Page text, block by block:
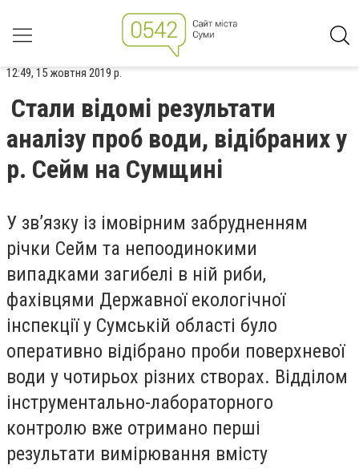
12:49, 15 жовтня 2019 р.
Стали відомі результати
аналізу проб води, відібраних у
р. Сейм на Сумщині
У зв’язку із імовірним забрудненням
річки Сейм та непоодинокими
випадками загибелі в ній риби,
фахівцями Державної екологічної
інспекції у Сумській області було
оперативно відібрано проби поверхневої
води у чотирьох різних створах. Відділом
інструментально-лабораторного
контролю вже отримано перші
результати вимірювання вмісту